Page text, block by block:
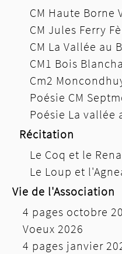
CM Haute Borne
CM Jules Ferry
CM La Vallée au
CM1 Bois
Cm2
Poésie CM
Poésie La vallée
Récitation
Le Coq et le
Le Loup et
Vie de l'Association
4 pages octobre
Voeux 2026
4 pages janvier